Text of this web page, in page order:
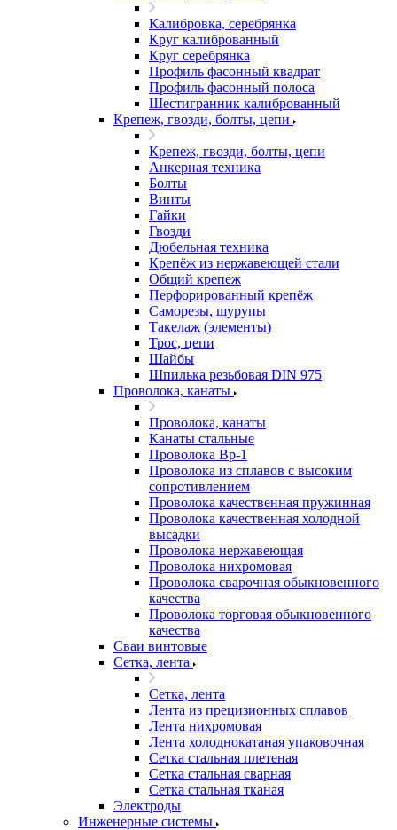
Калибровка, серебрянка
Круг калиброванный
Круг серебрянка
Профиль фасонный квадрат
Профиль фасонный полоса
Шестигранник калиброванный
Крепеж, гвозди, болты, цепи
Крепеж, гвозди, болты, цепи
Анкерная техника
Болты
Винты
Гайки
Гвозди
Дюбельная техника
Крепёж из нержавеющей стали
Общий крепеж
Перфорированный крепёж
Саморезы, шурупы
Такелаж (элементы)
Трос, цепи
Шайбы
Шпилька резьбовая DIN 975
Проволока, канаты
Проволока, канаты
Канаты стальные
Проволока Вр-1
Проволока из сплавов с высоким
сопротивлением
Проволока качественная пружинная
Проволока качественная холодной
высадки
Проволока нержавеющая
Проволока нихромовая
Проволока сварочная обыкновенного
качества
Проволока торговая обыкновенного
качества
Сваи винтовые
Сетка, лента
Сетка, лента
Лента из прецизионных сплавов
Лента нихромовая
Лента холоднокатаная упаковочная
Сетка стальная плетеная
Сетка стальная сварная
Сетка стальная тканая
Электроды
Инженерные системы